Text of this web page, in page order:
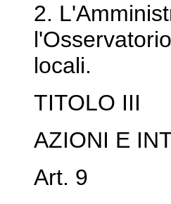
2.
locali.
TITOLO III
AZIONI E
Art. 9